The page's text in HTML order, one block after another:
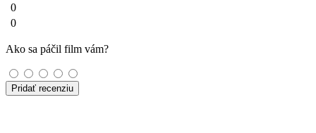
0
0
Ako sa páčil film vám?
Pridať recenziu